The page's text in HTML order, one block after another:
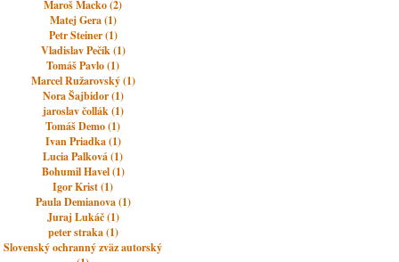
Maroš Macko (2)
Matej Gera (1)
Petr Steiner (1)
Vladislav Pečík (1)
Tomáš Pavlo (1)
Marcel Ružarovský (1)
Nora Šajbidor (1)
jaroslav čollák (1)
Tomáš Demo (1)
Ivan Priadka (1)
Lucia Palková (1)
Bohumil Havel (1)
Igor Krist (1)
Paula Demianova (1)
Juraj Lukáč (1)
peter straka (1)
Slovenský ochranný zväz autorský